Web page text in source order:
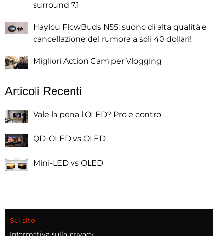
surround 7.1
Haylou FlowBuds N55: suono di alta qualità e
cancellazione del rumore a soli 40 dollari!
Migliori Action Cam per Vlogging
Articoli Recenti
Vale la pena l'OLED? Pro e contro
QD-OLED vs OLED
Mini-LED vs OLED
Sul sito
Informativa sulla privacy